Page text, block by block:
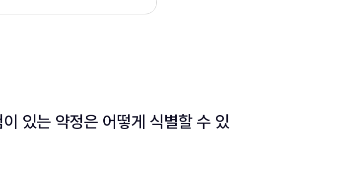
있는 약정은 어떻게 식별할 수 있